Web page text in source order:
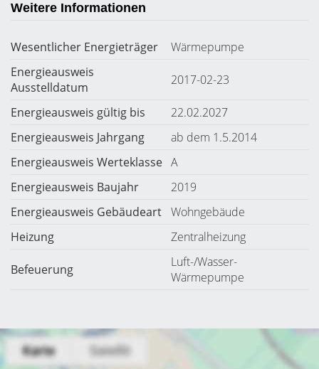
Weitere Informationen
Wesentlicher Energieträger
Wärmepumpe
Energieausweis
Ausstelldatum
2017-02-23
Energieausweis gültig bis
22.02.2027
Energieausweis Jahrgang
ab dem 1.5.2014
Energieausweis Werteklasse A
Energieausweis Baujahr
2019
Energieausweis Gebäudeart Wohngebäude
Heizung
Zentralheizung
Befeuerung
Luft-/Wasser-
Wärmepumpe